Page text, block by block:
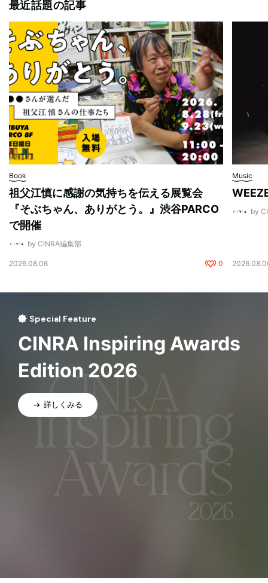
最近話題の記事
Book
祖父江慎に感謝の気持ちを伝える展覧会
『そぶちゃん、ありがとう。』渋谷PARCO
で開催
by CINRA編集部
2026.08.06 0
Music
by
Special Feature
CINRA Inspiring Awards
Edition 2026
詳しくみる